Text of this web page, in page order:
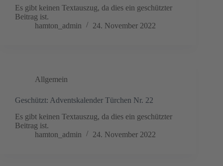
Es gibt keinen Textauszug, da dies ein geschützter
Beitrag ist.
hamton_admin
24. November 2022
Allgemein
Geschützt: Adventskalender Türchen Nr. 22
Es gibt keinen Textauszug, da dies ein geschützter
Beitrag ist.
hamton_admin
24. November 2022